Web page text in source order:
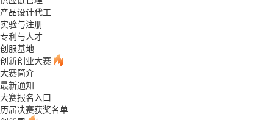
产品设计代工
实验与注册
专利与人才
创服基地
创新创业大赛
大赛简介
最新通知
大赛报名入口
历届决赛获奖名单